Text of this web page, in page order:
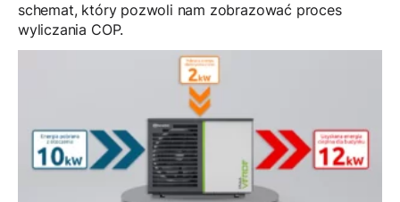
schemat, który pozwoli nam zobrazować proces
wyliczania COP.